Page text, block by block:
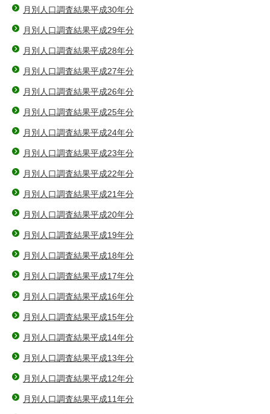
月別人口調査結果平成30年分
月別人口調査結果平成29年分
月別人口調査結果平成28年分
月別人口調査結果平成27年分
月別人口調査結果平成26年分
月別人口調査結果平成25年分
月別人口調査結果平成24年分
月別人口調査結果平成23年分
月別人口調査結果平成22年分
月別人口調査結果平成21年分
月別人口調査結果平成20年分
月別人口調査結果平成19年分
月別人口調査結果平成18年分
月別人口調査結果平成17年分
月別人口調査結果平成16年分
月別人口調査結果平成15年分
月別人口調査結果平成14年分
月別人口調査結果平成13年分
月別人口調査結果平成12年分
月別人口調査結果平成11年分